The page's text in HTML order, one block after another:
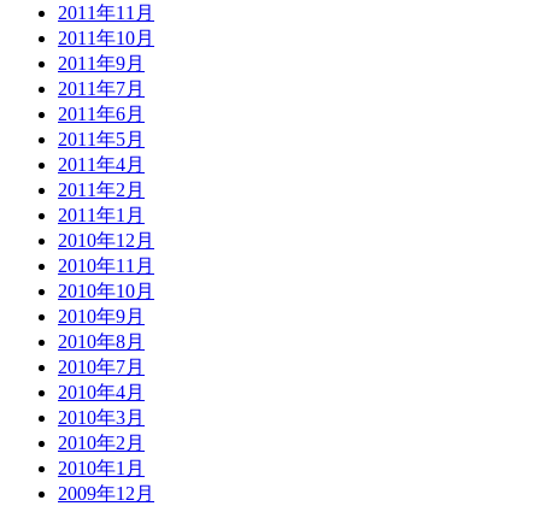
2011年11月
2011年10月
2011年9月
2011年7月
2011年6月
2011年5月
2011年4月
2011年2月
2011年1月
2010年12月
2010年11月
2010年10月
2010年9月
2010年8月
2010年7月
2010年4月
2010年3月
2010年2月
2010年1月
2009年12月